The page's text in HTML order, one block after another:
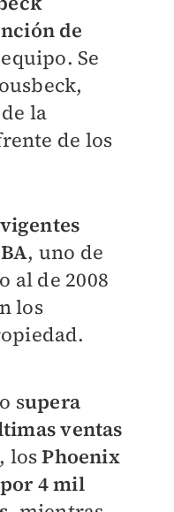
de
Se
la
de los
, uno de
al de 2008
los
supera
ventas
losPhoenix
4 mil